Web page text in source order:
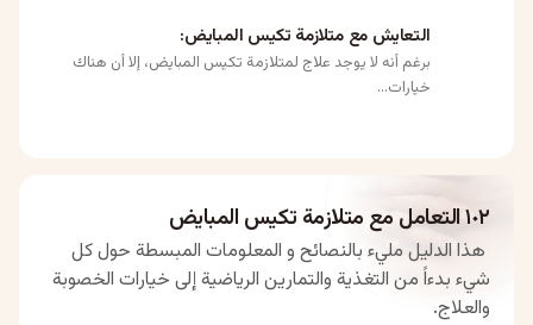
التعايش مع متلازمة تكيس المبايض:
برغم أنه لا يوجد علاج لمتلازمة تكيس المبايض، إلا أن هناك
خيارات...
١٠٢ التعامل مع متلازمة تكيس المبايض
هذا الدليل مليء بالنصائح و المعلومات المبسطة حول كل
شيء بدءاً من التغذية والتمارين الرياضية إلى خيارات الخصوبة
والعلاج.